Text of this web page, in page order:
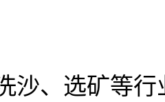
、选矿等行